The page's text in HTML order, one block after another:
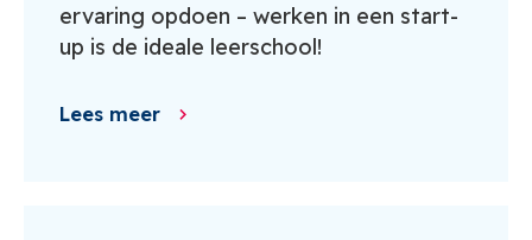
ervaring opdoen – werken in een start-
up is de ideale leerschool!
Lees meer